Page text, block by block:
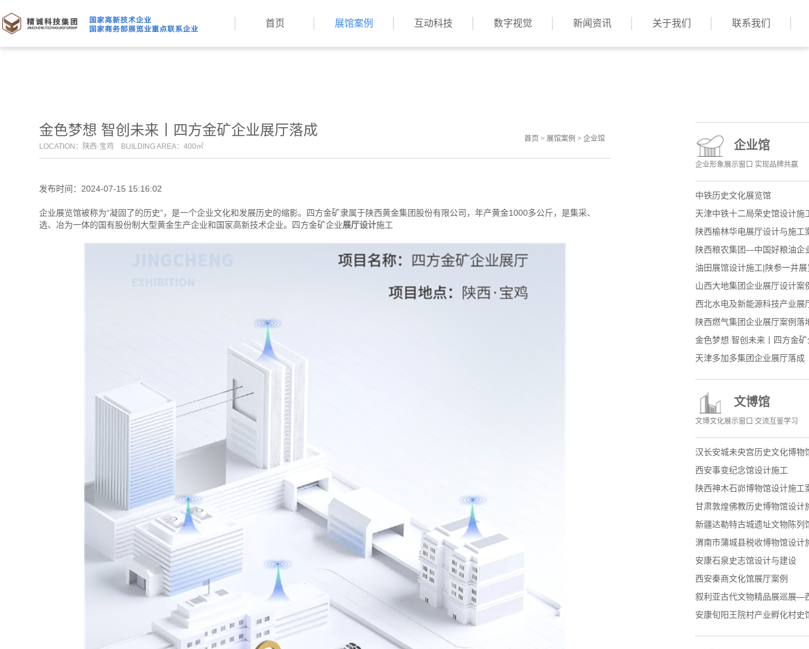
首页 展馆案例 互动科技 数字视觉 新闻资讯 关于我们 联系我们
金色梦想 智创未来丨四方金矿企业展厅落成
LOCATION：陕西·宝鸡 BUILDING AREA：400㎡
首页 > 展馆案例 > 企业馆
发布时间：2024-07-15 15:16:02
企业展览馆被称为“凝固了的历史”，是一个企业文化和发展历史的缩影。四方金矿隶属于陕西黄金集团股份有限公司，年产黄金1000多公斤，是集采、
选、冶为一体的国有股份制大型黄金生产企业和国家高新技术企业。四方金矿企业展厅设计施工
企业馆
企业形象展示窗口 实现品牌共赢
中铁历史文化展览馆
天津中铁十二局荣史馆设计施
陕西榆林华电展厅设计与施工
陕西粮农集团—中国好粮油企
油田展馆设计施工|陕参一井
山西大地集团企业展厅设计案
西北水电及新能源科技产业展
陕西燃气集团企业展厅案例落
金色梦想 智创未来丨四方金
天津多加多集团企业展厅落成
文博馆
文博文化展示窗口 交流互鉴学习
汉长安城未央宫历史文化博物
西安事变纪念馆设计施工
陕西神木石峁博物馆设计施工
甘肃敦煌佛教历史博物馆设计
新疆达勒特古城遗址文物陈列
渭南市蒲城县税收博物馆设计
安康石泉史志馆设计与建设
西安秦商文化馆展厅案例
叙利亚古代文物精品展巡展—
安康旬阳王院村产业孵化村史